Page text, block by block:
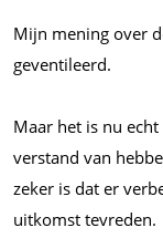
Mijn mening over
geventileerd.
Maar het is nu
verstand van
zeker is dat er
uitkomst tevreden.